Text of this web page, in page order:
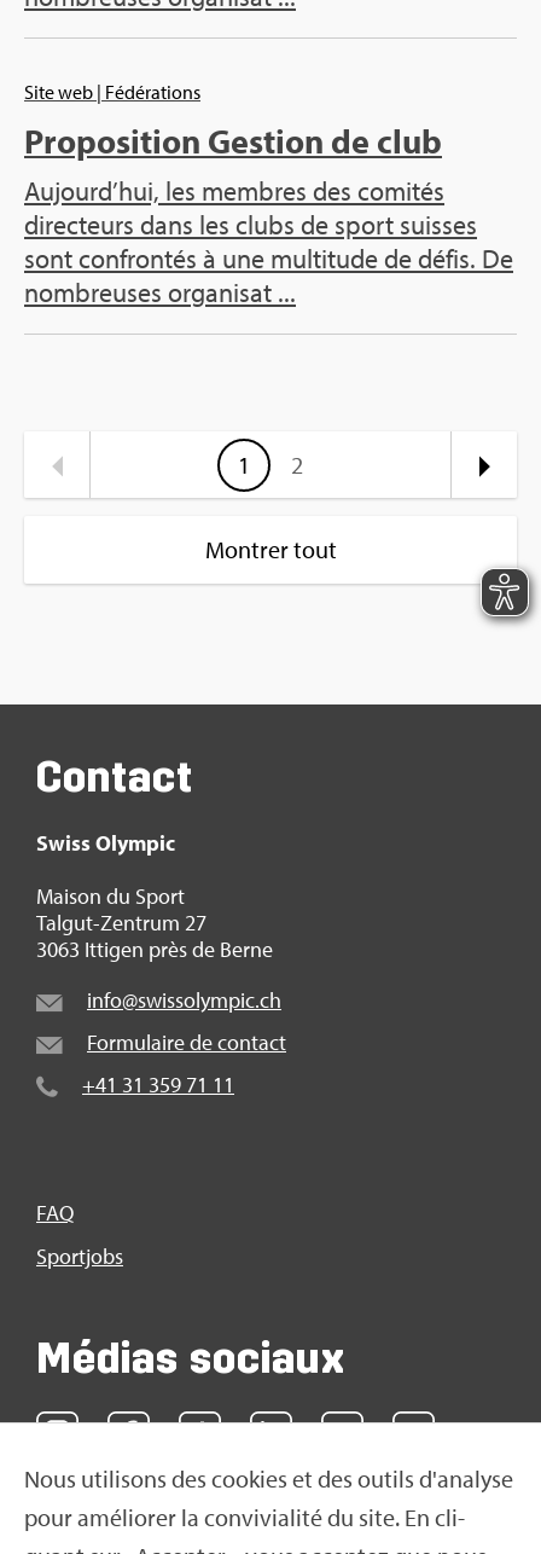
Site web | Fédérations
Proposition Gestion de club
Aujourd’hui, les membres des comités
directeurs dans les clubs de sport suisses
sont confrontés à une multitude de défis. De
nombreuses organisat ...
1 2
Montrer tout
Nous uti­li­sons des cookies et des outils d'ana­lyse
pour amé­lio­rer la convi­via­lité du site. En cli­
Contact
Swiss Olym­pic
Mai­son du Sport
Tal­gut-Zen­trum 27
3063 Itti­gen près de Berne
info@​swi​ssol​ympi​c.​ch
For­mu­laire de contact
+41 31 359 71 11
FAQ
Sport­jobs
Médias sociaux